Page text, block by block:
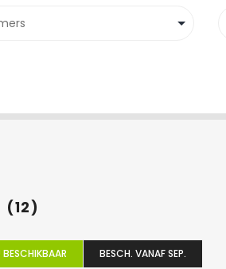
(12)
BESCHIKBAAR BESCH. VANAF SEP.